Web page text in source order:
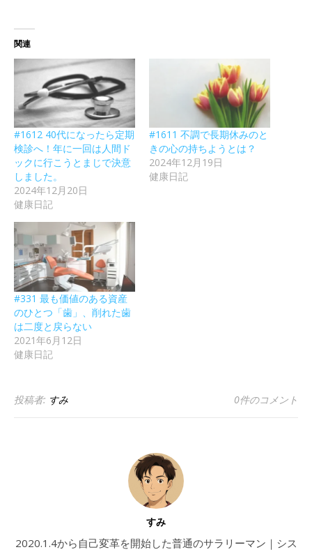
関連
#1612 40代になったら定期
検診へ！年に一回は人間ド
ックに行こうとまじで決意
しました。
2024年12月20日
健康日記
#1611 不調で長期休みのと
きの心の持ちようとは？
2024年12月19日
健康日記
#331 最も価値のある資産
のひとつ「歯」、削れた歯
は二度と戻らない
2021年6月12日
健康日記
投稿者: すみ 0件のコメント
すみ
2020.1.4から自己変革を開始した普通のサラリーマン｜シス